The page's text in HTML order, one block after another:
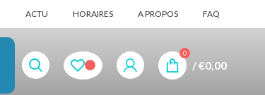
ACTU HORAIRES A PROPOS FAQ
0
/€0,00